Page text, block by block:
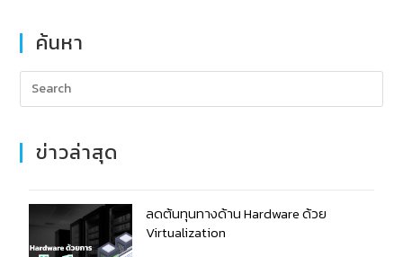
ค้นหา
ข่าวล่าสุด
ลดต้นทุนทางด้าน Hardware ด้วย
Virtualization